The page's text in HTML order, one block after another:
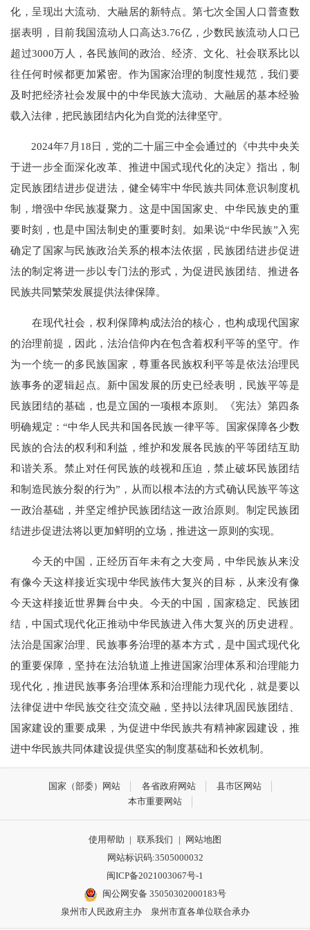
化，呈现出大流动、大融居的新特点。第七次全国人口普查数
据表明，目前我国流动人口高达3.76亿，少数民族流动人口已
超过3000万人，各民族间的政治、经济、文化、社会联系比以
往任何时候都更加紧密。作为国家治理的制度性规范，我们要
及时把经济社会发展中的中华民族大流动、大融居的基本经验
载入法律，把民族团结内化为自觉的法律坚守。
2024年7月18日，党的二十届三中全会通过的《中共中央关
于进一步全面深化改革、推进中国式现代化的决定》指出，制
定民族团结进步促进法，健全铸牢中华民族共同体意识制度机
制，增强中华民族凝聚力。这是中国国家史、中华民族史的重
要时刻，也是中国法制史的重要时刻。如果说“中华民族”入宪
确定了国家与民族政治关系的根本法依据，民族团结进步促进
法的制定将进一步以专门法的形式，为促进民族团结、推进各
民族共同繁荣发展提供法律保障。
在现代社会，权利保障构成法治的核心，也构成现代国家
的治理前提，因此，法治信仰内在包含着权利平等的坚守。作
为一个统一的多民族国家，尊重各民族权利平等是依法治理民
族事务的逻辑起点。新中国发展的历史已经表明，民族平等是
民族团结的基础，也是立国的一项根本原则。《宪法》第四条
明确规定：“中华人民共和国各民族一律平等。国家保障各少数
民族的合法的权利和利益，维护和发展各民族的平等团结互助
和谐关系。禁止对任何民族的歧视和压迫，禁止破坏民族团结
和制造民族分裂的行为”，从而以根本法的方式确认民族平等这
一政治基础，并坚定维护民族团结这一政治原则。制定民族团
结进步促进法将以更加鲜明的立场，推进这一原则的实现。
今天的中国，正经历百年未有之大变局，中华民族从来没
有像今天这样接近实现中华民族伟大复兴的目标，从来没有像
今天这样接近世界舞台中央。今天的中国，国家稳定、民族团
结，中国式现代化正推动中华民族进入伟大复兴的历史进程。
法治是国家治理、民族事务治理的基本方式，是中国式现代化
的重要保障，坚持在法治轨道上推进国家治理体系和治理能力
现代化，推进民族事务治理体系和治理能力现代化，就是要以
法律促进中华民族交往交流交融，坚持以法律巩固民族团结、
国家建设的重要成果，为促进中华民族共有精神家园建设，推
进中华民族共同体建设提供坚实的制度基础和长效机制。
国家（部委）网站 各省政府网站
县市区网站
本市重要网站
使用帮助 | 联系我们 |
网站地图
网站标识码:3505000032
闽ICP备2021003067号-1
闽公网安备 35050302000183号
泉州市人民政府主办 泉州市直各单位联合承办